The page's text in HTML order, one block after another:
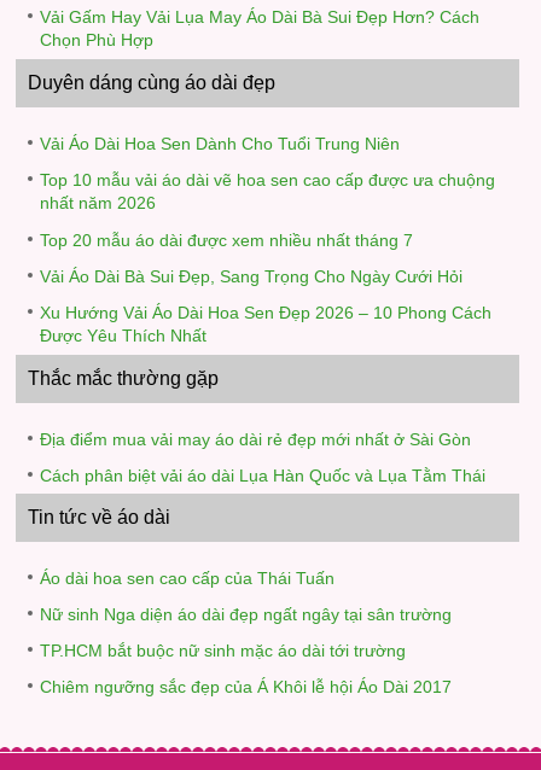
Vải Gấm Hay Vải Lụa May Áo Dài Bà Sui Đẹp Hơn? Cách
Chọn Phù Hợp
Duyên dáng cùng áo dài đẹp
Vải Áo Dài Hoa Sen Dành Cho Tuổi Trung Niên
Top 10 mẫu vải áo dài vẽ hoa sen cao cấp được ưa chuộng
nhất năm 2026
Top 20 mẫu áo dài được xem nhiều nhất tháng 7
Vải Áo Dài Bà Sui Đẹp, Sang Trọng Cho Ngày Cưới Hỏi
Xu Hướng Vải Áo Dài Hoa Sen Đẹp 2026 – 10 Phong Cách
Được Yêu Thích Nhất
Thắc mắc thường gặp
Địa điểm mua vải may áo dài rẻ đẹp mới nhất ở Sài Gòn
Cách phân biệt vải áo dài Lụa Hàn Quốc và Lụa Tằm Thái
Tin tức về áo dài
Áo dài hoa sen cao cấp của Thái Tuấn
Nữ sinh Nga diện áo dài đẹp ngất ngây tại sân trường
TP.HCM bắt buộc nữ sinh mặc áo dài tới trường
Chiêm ngưỡng sắc đẹp của Á Khôi lễ hội Áo Dài 2017